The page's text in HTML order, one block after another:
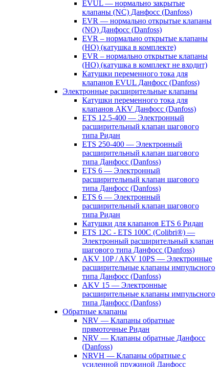
EVUL — нормально закрытые
клапаны (NC) Данфосс (Danfoss)
EVR — нормально открытые клапаны
(NO) Данфосс (Danfoss)
EVR – нормально открытые клапаны
(НО) (катушка в комплекте)
EVR – нормально открытые клапаны
(НО) (катушка в комплект не входит)
Катушки переменного тока для
клапанов EVUL Данфосс (Danfoss)
Электронные расширительные клапаны
Катушки переменного тока для
клапанов AKV Данфосс (Danfoss)
ETS 12.5-400 — Электронный
расширительный клапан шагового
типа Ридан
ETS 250-400 — Электронный
расширительный клапан шагового
типа Данфосс (Danfoss)
ETS 6 — Электронный
расширительный клапан шагового
типа Данфосс (Danfoss)
ETS 6 — Электронный
расширительный клапан шагового
типа Ридан
Катушки для клапанов ETS 6 Ридан
ETS 12C - ETS 100C (Colibri®) —
Электронный расширительный клапан
шагового типа Данфосс (Danfoss)
AKV 10P / AKV 10PS — Электронные
расширительные клапаны импульсного
типа Данфосс (Danfoss)
AKV 15 — Электронные
расширительные клапаны импульсного
типа Данфосс (Danfoss)
Обратные клапаны
NRV — Клапаны обратные
прямоточные Ридан
NRV — Клапаны обратные Данфосс
(Danfoss)
NRVH — Клапаны обратные с
усиленной пружиной Данфосс